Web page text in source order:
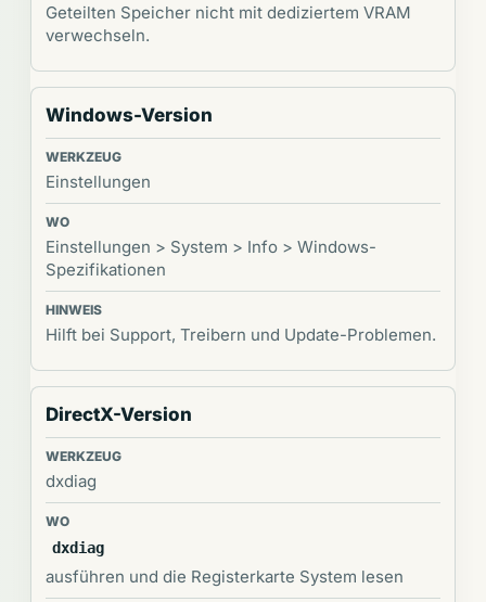
Geteilten Speicher nicht mit dediziertem VRAM
verwechseln.
Windows-Version
Einstellungen
Einstellungen > System > Info > Windows-
Spezifikationen
Hilft bei Support, Treibern und Update-Problemen.
DirectX-Version
dxdiag
dxdiag
ausführen und die Registerkarte System lesen